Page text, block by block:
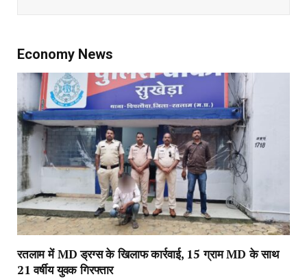
Economy News
रतलाम में MD ड्रग्स के खिलाफ कार्रवाई, 15 ग्राम MD के साथ
21 वर्षीय युवक गिरफ्तार